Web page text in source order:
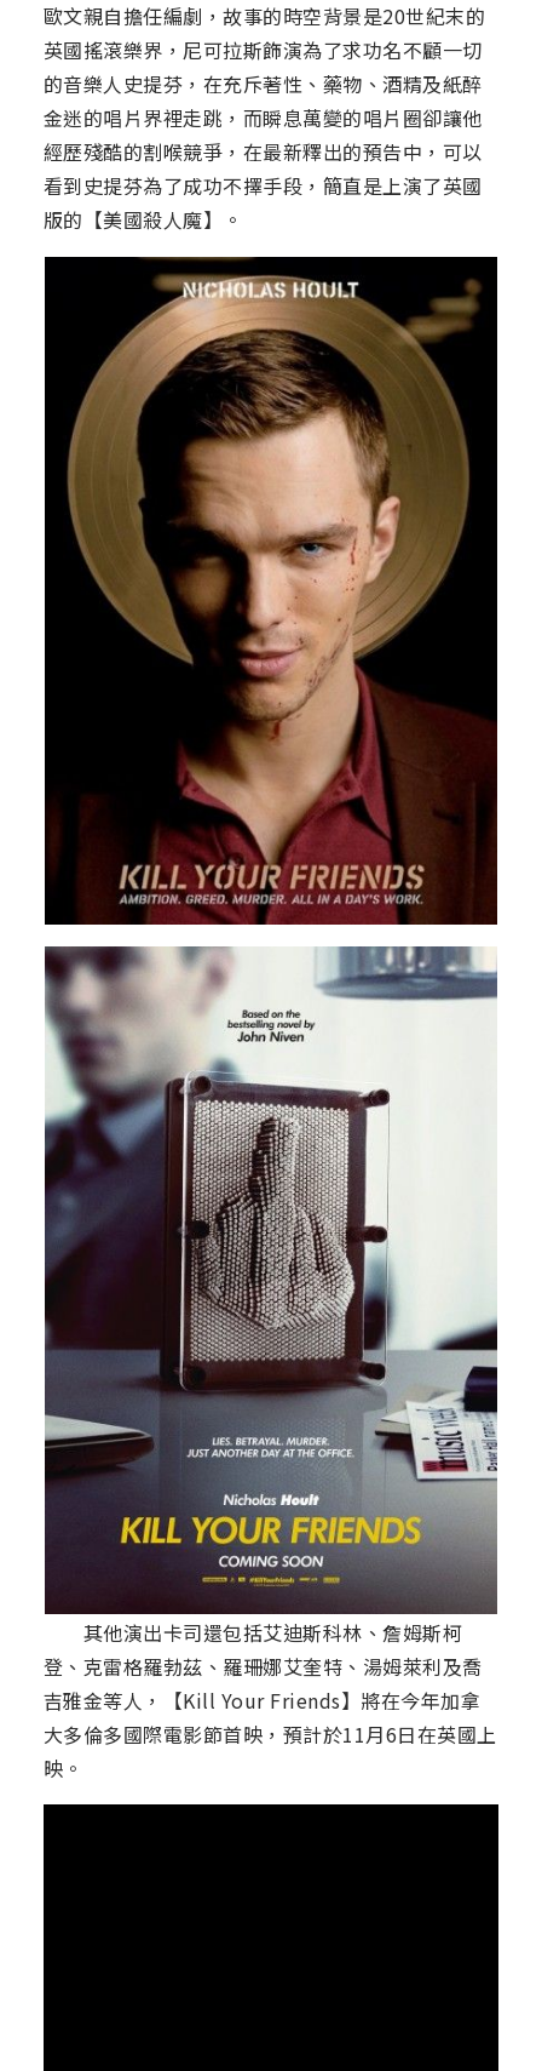
歐文親自擔任編劇，故事的時空背景是20世紀末的
英國搖滾樂界，尼可拉斯飾演為了求功名不顧一切
的音樂人史提芬，在充斥著性、藥物、酒精及紙醉
金迷的唱片界裡走跳，而瞬息萬變的唱片圈卻讓他
經歷殘酷的割喉競爭，在最新釋出的預告中，可以
看到史提芬為了成功不擇手段，簡直是上演了英國
版的【美國殺人魔】。
其他演出卡司還包括艾迪斯科林、詹姆斯柯
登、克雷格羅勃茲、羅珊娜艾奎特、湯姆萊利及喬
吉雅金等人，【Kill Your Friends】將在今年加拿
大多倫多國際電影節首映，預計於11月6日在英國上
映。